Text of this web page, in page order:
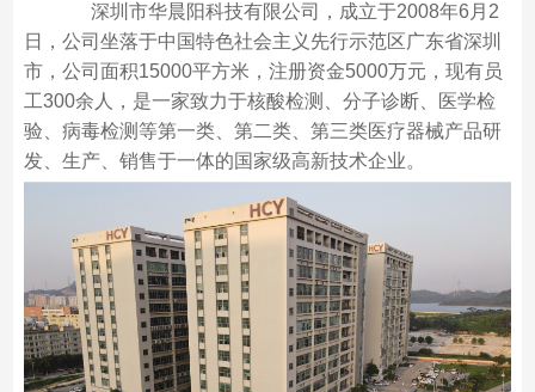
深圳市华晨阳科技有限公司，成立于2008年6月2
日，公司坐落于中国特色社会主义先行示范区广东省深圳
市，公司面积15000平方米，注册资金5000万元，现有员
工300余人，是一家致力于核酸检测、分子诊断、医学检
验、病毒检测等第一类、第二类、第三类医疗器械产品研
发、生产、销售于一体的国家级高新技术企业。